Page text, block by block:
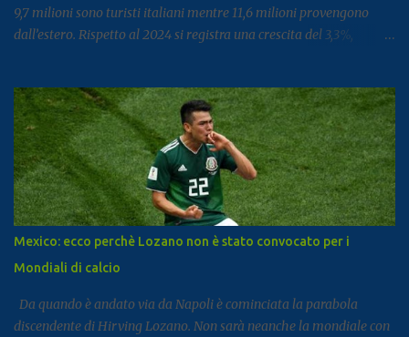
9,7 milioni sono turisti italiani mentre 11,6 milioni provengono
dall’estero. Rispetto al 2024 si registra una crescita del 3,3%,
dedicato al turismo, pubblicato come di consueto con alcuni mesi
di ritardo ma utile per fotografare l’andamento complessivo del
comparto nella regione. Napoli e Sorrento trainano il settore: Tra
le principali destinazioni spicca Napoli, che con 3,8 milioni di
presenze si posiziona al dodicesimo posto tra le mete turistiche
italiane, risultando la città con il miglior risultato nel
Mezzogiorno. Subito dopo si colloca Sorrento, che ha registrato 2,8
milioni di presenze e continua a distinguersi anche per alcuni dati
particolari. Circa il 90% dei visitatori della località costiera
proviene infatt...
Mexico: ecco perchè Lozano non è stato convocato per i
Mondiali di calcio
Da quando è andato via da Napoli è cominciata la parabola
discendente di Hirving Lozano. Non sarà neanche la mondiale con